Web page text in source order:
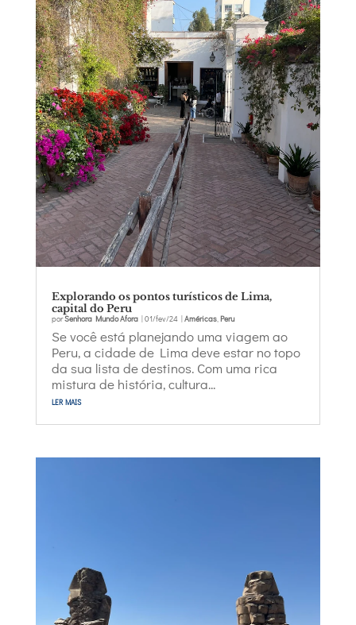
Explorando os pontos turísticos de Lima,
capital do Peru
porSenhora Mundo Afora| 01/fev/24| Américas, Peru
Se você está planejando uma viagem ao
Peru, a cidade de Lima deve estar no topo
da sua lista de destinos. Com uma rica
mistura de história, cultura...
ler mais